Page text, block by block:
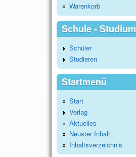
Warenkorb
Schule - Studium
Schüler
Studieren
Startmenü
Start
Verlag
Aktuelles
Neuster Inhalt
Inhaltsverzeichnis